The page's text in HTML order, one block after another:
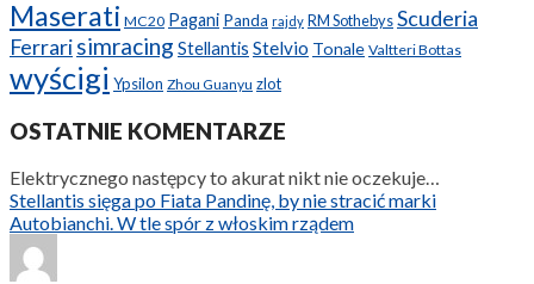
Maserati MC20 Pagani Panda rajdy RM SothebysScuderia
Ferrarisimracing Stellantis Stelvio Tonale Valtteri Bottas
wyścigi Ypsilon Zhou Guanyu zlot
OSTATNIE KOMENTARZE
Elektrycznego następcy to akurat nikt nie oczekuje…
Stellantis sięga po Fiata Pandinę, by nie stracić marki
Autobianchi. W tle spór z włoskim rządem